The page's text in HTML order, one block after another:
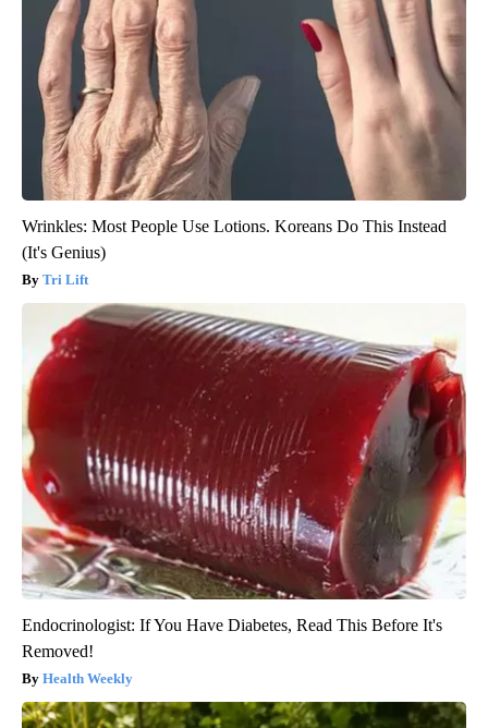
Wrinkles: Most People Use Lotions. Koreans Do This Instead
(It's Genius)
Tri Lift
Endocrinologist: If You Have Diabetes, Read This Before It's
Removed!
Health Weekly